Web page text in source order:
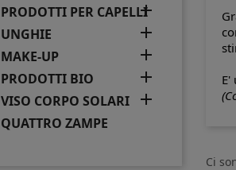
PRODOTTI PER CAPELLI

UNGHIE 
MAKE-UP 
PRODOTTI BIO 
VISO CORPO SOLARI 
QUATTRO ZAMPE
E'
Ci